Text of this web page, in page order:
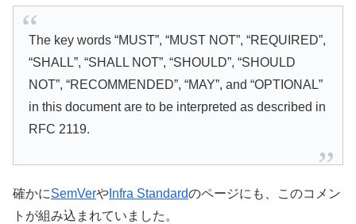
The key words “MUST”, “MUST NOT”, “REQUIRED”,
“SHALL”, “SHALL NOT”, “SHOULD”, “SHOULD
NOT”, “RECOMMENDED”, “MAY”, and “OPTIONAL”
in this document are to be interpreted as described in
RFC 2119.
確かにSemVerや Infra Standardのページにも、このコメン
トが組み込まれていました。